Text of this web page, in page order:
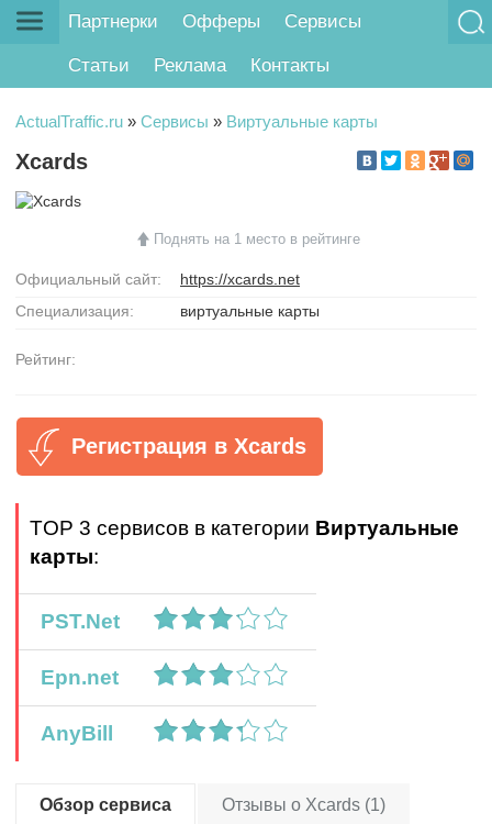
Партнерки Офферы Сервисы
Статьи Реклама Контакты
ActualTraffic.ru » Сервисы » Виртуальные карты
Xcards
Поднять на 1 место в рейтинге
Официальный сайт:
https://xcards.net
Специализация:
виртуальные карты
Рейтинг:
Регистрация в Xcards
TOP 3 сервисов в категории Виртуальные
карты:
PST.Net
Epn.net
AnyBill
Обзор сервиса Отзывы о Xcards (1)